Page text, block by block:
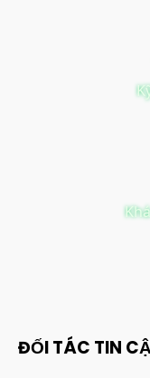
ĐỐI TÁC TIN